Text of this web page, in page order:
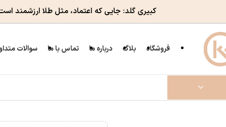
کبیری گلد: جایی که اعتماد، مثل طلا ارزشمند
فروشگاه بلاگ درباره ما تماس با ما سوالات